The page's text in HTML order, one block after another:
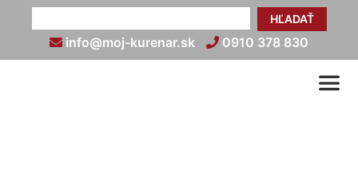
HĽADAŤ
info@moj-kurenar.sk 0910 378 830